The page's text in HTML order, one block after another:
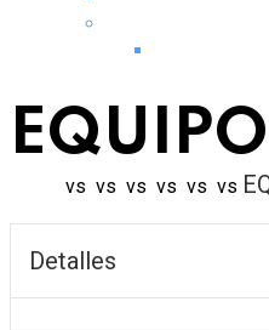
vs vs vs vs vs vs
Detalles